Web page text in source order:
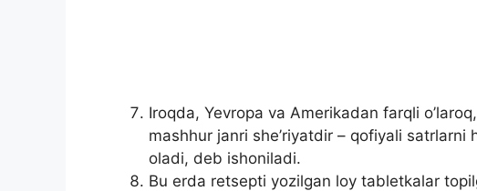
Iroqda, Yevropa va Amerikadan farqli
mashhur janri she’riyatdir – qofiyali satrlarni
oladi, deb ishoniladi.
Bu erda retsepti yozilgan loy tabletkalar